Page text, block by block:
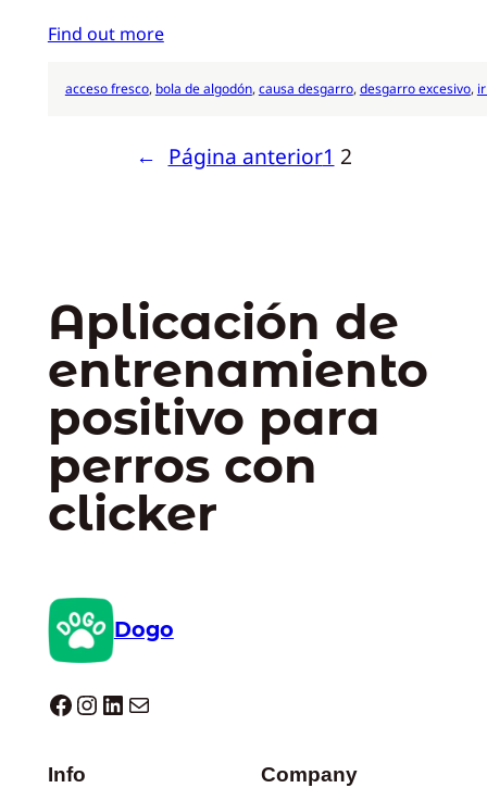
Find out more
acceso fresco, bola de algodón, causa desgarro, desgarro excesivo,
← Página anterior1 2
Aplicación de
entrenamiento
positivo para
perros con
clicker
Dogo
Dogo facebook InstagramLinkedIn Correo electrónico
Info Company